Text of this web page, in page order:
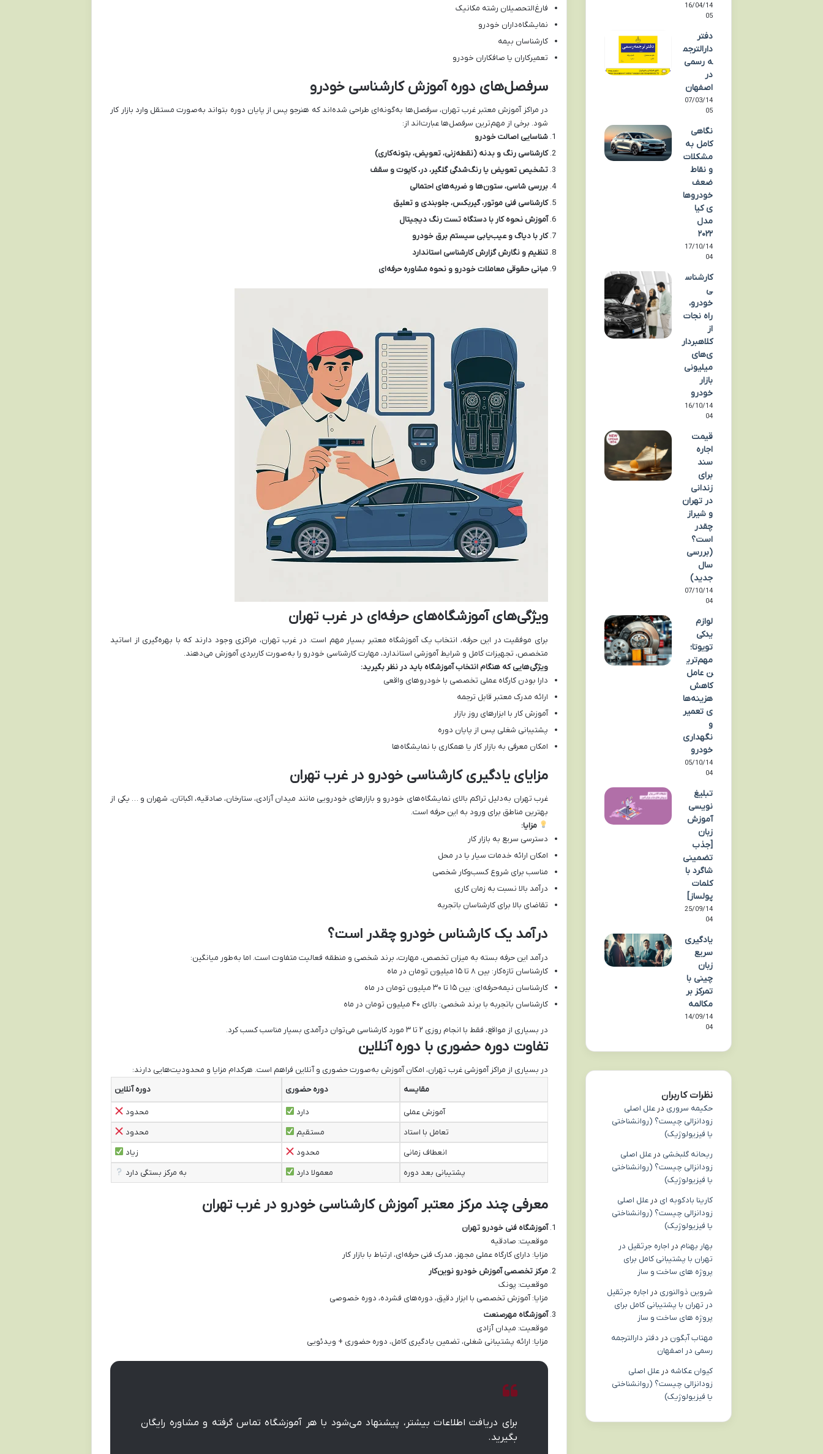
فارغ‌التحصیلان رشته مکانیک
نمایشگاه‌داران خودرو
کارشناسان بیمه
تعمیرکاران یا صافکاران خودرو
سرفصل‌های دوره آموزش کارشناسی خودرو
در مراکز آموزش معتبر غرب تهران، سرفصل‌ها به‌گونه‌ای طراحی شده‌اند که هنرجو پس از پایان دوره بتواند به‌صورت مستقل وارد بازار کار
شود. برخی از مهم‌ترین سرفصل‌ها عبارت‌اند از:
شناسایی اصالت خودرو
کارشناسی رنگ و بدنه (نقطه‌زنی، تعویض، بتونه‌کاری)
تشخیص تعویض یا رنگ‌شدگی گلگیر، در، کاپوت و سقف
بررسی شاسی، ستون‌ها و ضربه‌های احتمالی
کارشناسی فنی موتور، گیربکس، جلوبندی و تعلیق
آموزش نحوه کار با دستگاه تست رنگ دیجیتال
کار با دیاگ و عیب‌یابی سیستم برق خودرو
تنظیم و نگارش گزارش کارشناسی استاندارد
مبانی حقوقی معاملات خودرو و نحوه مشاوره حرفه‌ای
ویژگی‌های آموزشگاه‌های حرفه‌ای در غرب تهران
برای موفقیت در این حرفه، انتخاب یک آموزشگاه معتبر بسیار مهم است. در غرب تهران، مراکزی وجود دارند که با بهره‌گیری از اساتید
متخصص، تجهیزات کامل و شرایط آموزشی استاندارد، مهارت کارشناسی خودرو را به‌صورت کاربردی آموزش می‌دهند.
ویژگی‌هایی که هنگام انتخاب آموزشگاه باید در نظر بگیرید:
دارا بودن کارگاه عملی تخصصی با خودروهای واقعی
ارائه مدرک معتبر قابل ترجمه
آموزش کار با ابزارهای روز بازار
پشتیبانی شغلی پس از پایان دوره
امکان معرفی به بازار کار یا همکاری با نمایشگاه‌ها
مزایای یادگیری کارشناسی خودرو در غرب تهران
غرب تهران به‌دلیل تراکم بالای نمایشگاه‌های خودرو و بازارهای خودرویی مانند میدان آزادی، ستارخان، صادقیه، اکباتان، شهران و … یکی از
بهترین مناطق برای ورود به این حرفه است.
مزایا:
دسترسی سریع به بازار کار
امکان ارائه خدمات سیار یا در محل
مناسب برای شروع کسب‌وکار شخصی
درآمد بالا نسبت به زمان کاری
تقاضای بالا برای کارشناسان باتجربه
درآمد یک کارشناس خودرو چقدر است؟
درآمد این حرفه بسته به میزان تخصص، مهارت، برند شخصی و منطقه فعالیت متفاوت است. اما به‌طور میانگین:
کارشناسان تازه‌کار: بین ۸ تا ۱۵ میلیون تومان در ماه
کارشناسان نیمه‌حرفه‌ای: بین ۱۵ تا ۳۰ میلیون تومان در ماه
کارشناسان باتجربه با برند شخصی: بالای ۴۰ میلیون تومان در ماه
در بسیاری از مواقع، فقط با انجام روزی ۲ تا ۳ مورد کارشناسی می‌توان درآمدی بسیار مناسب کسب کرد.
تفاوت دوره حضوری با دوره آنلاین
در بسیاری از مراکز آموزشی غرب تهران، امکان آموزش به‌صورت حضوری و آنلاین فراهم است. هرکدام مزایا و محدودیت‌هایی دارند:
مقایسه
دوره حضوری دوره آنلاین
آموزش عملی دارد
محدود
تعامل با استاد
مستقیم
محدود
انعطاف زمانی
محدود
زیاد
پشتیبانی بعد دوره
معمولا دارد به مرکز بستگی دارد
معرفی چند مرکز معتبر آموزش کارشناسی خودرو در غرب تهران
آموزشگاه فنی خودرو تهران
موقعیت: صادقیه
مزایا: دارای کارگاه عملی مجهز، مدرک فنی حرفه‌ای، ارتباط با بازار کار
مرکز تخصصی آموزش خودرو نوین‌کار
موقعیت: پونک
مزایا: آموزش تخصصی با ابزار دقیق، دوره‌های فشرده، دوره خصوصی
آموزشگاه مهرصنعت
موقعیت: میدان آزادی
مزایا: ارائه پشتیبانی شغلی، تضمین یادگیری کامل، دوره حضوری + ویدئویی
برای دریافت اطلاعات بیشتر، پیشنهاد می‌شود با هر آموزشگاه تماس گرفته و مشاوره رایگان
بگیرید.
16/04/14
05
دفتر
دارالترجم
ه رسمی
در
اصفهان
07/03/14
05
نگاهی
کامل به
مشکلات
و نقاط
ضعف
خودروها
ی کیا
مدل
۲۰۲۲
17/10/14
04
کارشناس
ی
خودرو،
راه نجات
از
کلاهبردار
ی‌های
میلیونی
بازار
خودرو
16/10/14
04
قیمت
اجاره
سند
برای
زندانی
در تهران
و شیراز
چقدر
است؟
(بررسی
سال
جدید)
07/10/14
04
لوازم
یدکی
تویوتا؛
مهم‌تری
ن عامل
کاهش
هزینه‌ها
ی تعمیر
و
نگهداری
خودرو
05/10/14
04
تبلیغ
نویسی
آموزش
زبان
[جذب
تضمینی
شاگرد با
کلمات
پولساز]
25/09/14
04
یادگیری
سریع
زبان
چینی با
تمرکز بر
مکالمه
14/09/14
04
نظرات کاربران
حکیمه سروری درعلل اصلی
زودانزالی چیست؟ (روانشناختی
یا فیزیولوژیک)
ریحانه گلبخشی درعلل اصلی
زودانزالی چیست؟ (روانشناختی
یا فیزیولوژیک)
کارینا بادکوبه ای درعلل اصلی
زودانزالی چیست؟ (روانشناختی
یا فیزیولوژیک)
بهار بهنام در اجاره جرثقیل در
تهران با پشتیبانی کامل برای
پروژه های ساخت و ساز
شروین ذوالنوری در اجاره جرثقیل
در تهران با پشتیبانی کامل برای
پروژه های ساخت و ساز
مهتاب آبگون در دفتر دارالترجمه
رسمی در اصفهان
کیوان عکاشه درعلل اصلی
زودانزالی چیست؟ (روانشناختی
یا فیزیولوژیک)